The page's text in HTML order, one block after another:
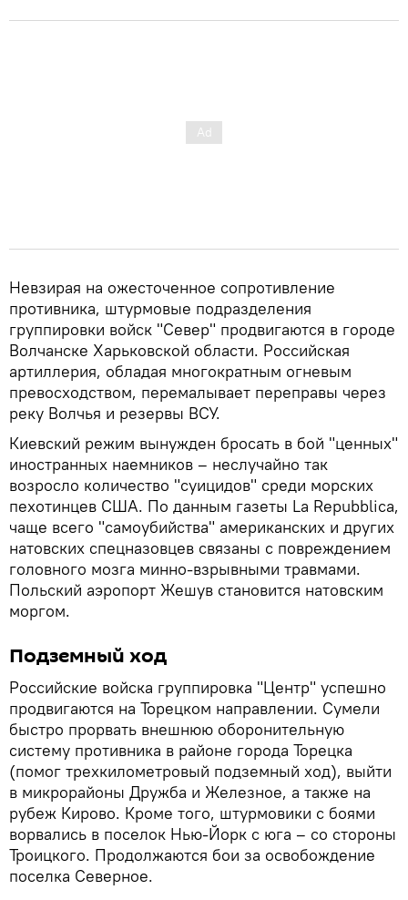
Невзирая на ожесточенное сопротивление
противника, штурмовые подразделения
группировки войск "Север" продвигаются в городе
Волчанске Харьковской области. Российская
артиллерия, обладая многократным огневым
превосходством, перемалывает переправы через
реку Волчья и резервы ВСУ.
Киевский режим вынужден бросать в бой "ценных"
иностранных наемников – неслучайно так
возросло количество "суицидов" среди морских
пехотинцев США. По данным газеты La Repubblica,
чаще всего "самоубийства" американских и других
натовских спецназовцев связаны с повреждением
головного мозга минно-взрывными травмами.
Польский аэропорт Жешув становится натовским
моргом.
Подземный ход
Российские войска группировка "Центр" успешно
продвигаются на Торецком направлении. Сумели
быстро прорвать внешнюю оборонительную
систему противника в районе города Торецка
(помог трехкилометровый подземный ход), выйти
в микрорайоны Дружба и Железное, а также на
рубеж Кирово. Кроме того, штурмовики с боями
ворвались в поселок Нью-Йорк с юга – со стороны
Троицкого. Продолжаются бои за освобождение
поселка Северное.